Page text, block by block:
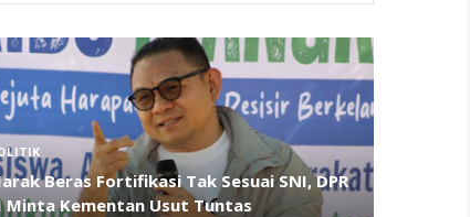
Beras Fortifikasi Tak Sesuai SNI, DPR
Minta Kementan Usut Tuntas